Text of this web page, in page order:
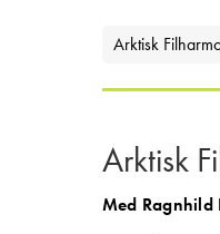
Arktisk
Arktisk
Med Ragnhild